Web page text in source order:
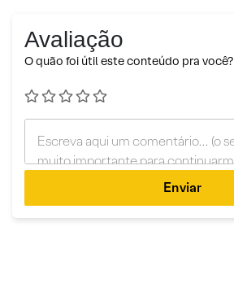
Avaliação
O quão foi útil este conteúdo pra você?
Enviar